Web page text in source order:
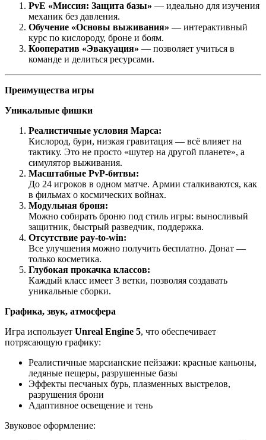
PvE «Миссия: Защита базы» — идеально для изучения
механик без давления.
Обучение «Основы выживания» — интерактивный
курс по кислороду, броне и боям.
Кооператив «Эвакуация» — позволяет учиться в
команде и делиться ресурсами.
Преимущества игры
Уникальные фишки
Реалистичные условия Марса:
Кислород, бури, низкая гравитация — всё влияет на
тактику. Это не просто «шутер на другой планете», а
симулятор выживания.
Масштабные PvP-битвы:
До 24 игроков в одном матче. Армии сталкиваются, как
в фильмах о космических войнах.
Модульная броня:
Можно собирать броню под стиль игры: выносливый
защитник, быстрый разведчик, поддержка.
Отсутствие pay-to-win:
Все улучшения можно получить бесплатно. Донат —
только косметика.
Глубокая прокачка классов:
Каждый класс имеет 3 ветки, позволяя создавать
уникальные сборки.
Графика, звук, атмосфера
Игра использует Unreal Engine 5, что обеспечивает
потрясающую графику:
Реалистичные марсианские пейзажи: красные каньоны,
ледяные пещеры, разрушенные базы
Эффекты песчаных бурь, плазменных выстрелов,
разрушения брони
Адаптивное освещение и тень
Звуковое оформление: